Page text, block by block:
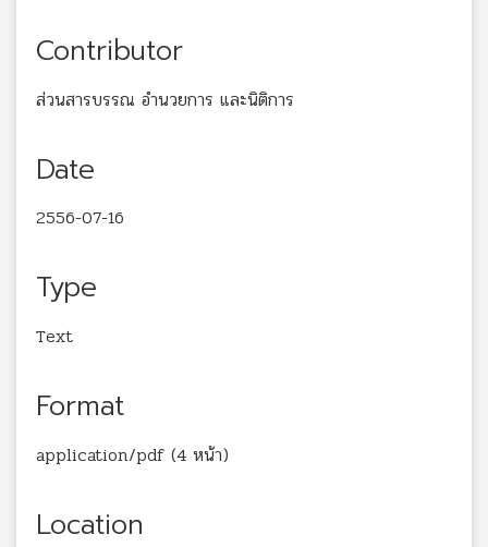
Contributor
ส่วนสารบรรณ อำนวยการ และนิติการ
Date
2556-07-16
Type
Text
Format
application/pdf (4 หน้า)
Location